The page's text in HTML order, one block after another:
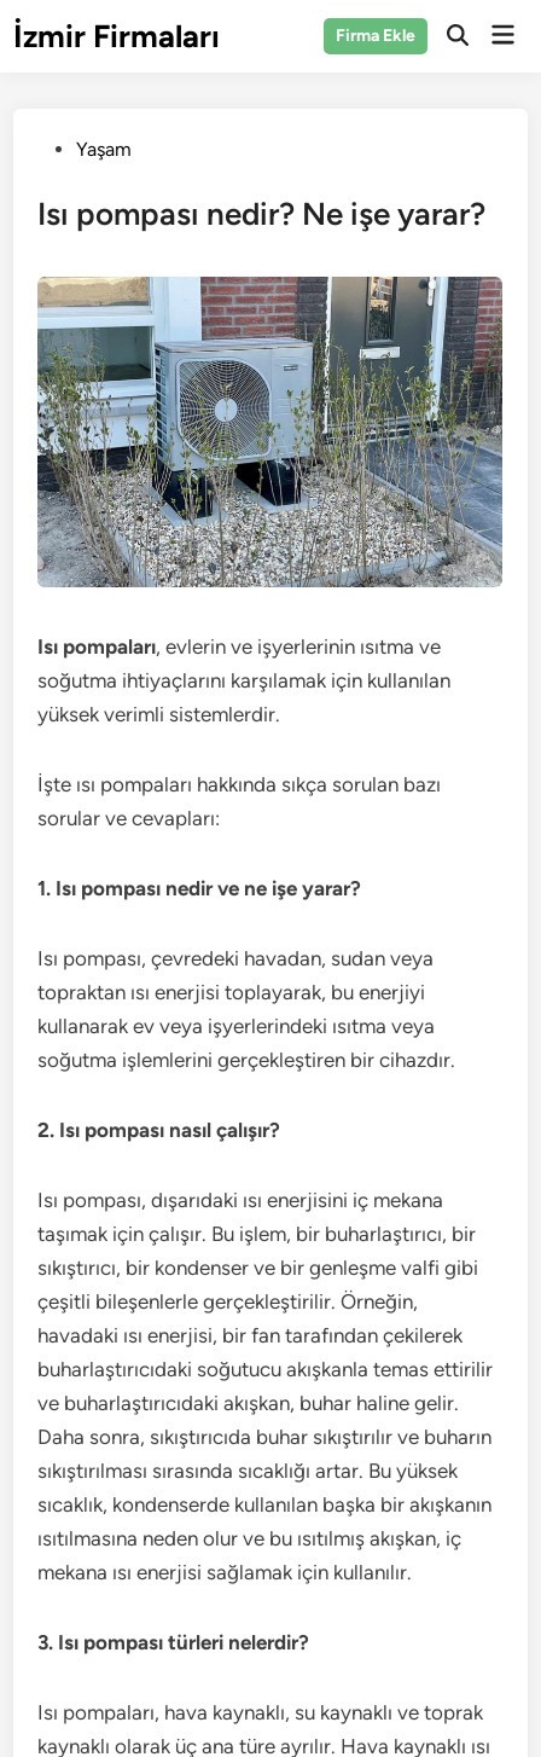
Skip
toİzmir Firmaları Firma Ekle
Open
PostedYaşam
Isı pompası nedir? Ne işe yarar?
Isı pompaları, evlerin ve işyerlerinin ısıtma ve
soğutma ihtiyaçlarını karşılamak için kullanılan
yüksek verimli sistemlerdir.
İşte ısı pompaları hakkında sıkça sorulan bazı
sorular ve cevapları:
1. Isı pompası nedir ve ne işe yarar?
Isı pompası, çevredeki havadan, sudan veya
topraktan ısı enerjisi toplayarak, bu enerjiyi
kullanarak ev veya işyerlerindeki ısıtma veya
soğutma işlemlerini gerçekleştiren bir cihazdır.
2. Isı pompası nasıl çalışır?
Isı pompası, dışarıdaki ısı enerjisini iç mekana
taşımak için çalışır. Bu işlem, bir buharlaştırıcı, bir
sıkıştırıcı, bir kondenser ve bir genleşme valfi gibi
çeşitli bileşenlerle gerçekleştirilir. Örneğin,
havadaki ısı enerjisi, bir fan tarafından çekilerek
buharlaştırıcıdaki soğutucu akışkanla temas ettirilir
ve buharlaştırıcıdaki akışkan, buhar haline gelir.
Daha sonra, sıkıştırıcıda buhar sıkıştırılır ve buharın
sıkıştırılması sırasında sıcaklığı artar. Bu yüksek
sıcaklık, kondenserde kullanılan başka bir akışkanın
ısıtılmasına neden olur ve bu ısıtılmış akışkan, iç
mekana ısı enerjisi sağlamak için kullanılır.
3. Isı pompası türleri nelerdir?
Isı pompaları, hava kaynaklı, su kaynaklı ve toprak
kaynaklı olarak üç ana türe ayrılır. Hava kaynaklı ısı